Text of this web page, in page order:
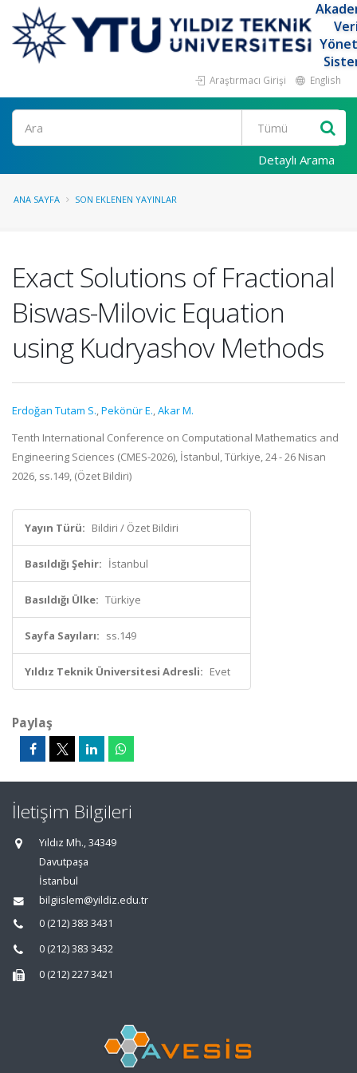
Araştırmacı Girişi English
Ara
Detaylı Arama
ANA SAYFA SON EKLENEN YAYINLAR
Exact Solutions of Fractional
Biswas-Milovic Equation
using Kudryashov Methods
Erdoğan Tutam S.,Pekönür E.,Akar M.
Tenth International Conference on Computational Mathematics and
Engineering Sciences (CMES-2026), İstanbul, Türkiye, 24 - 26 Nisan
2026, ss.149, (Özet Bildiri)
Yayın Türü: Bildiri / Özet Bildiri
Basıldığı Şehir: İstanbul
Basıldığı Ülke: Türkiye
Sayfa Sayıları: ss.149
Yıldız Teknik Üniversitesi Adresli: Evet
Paylaş
İletişim Bilgileri
Yıldız Mh., 34349
Davutpaşa
İstanbul
bilgiislem@yildiz.edu.tr
0 (212) 383 3431
0 (212) 383 3432
0 (212) 227 3421